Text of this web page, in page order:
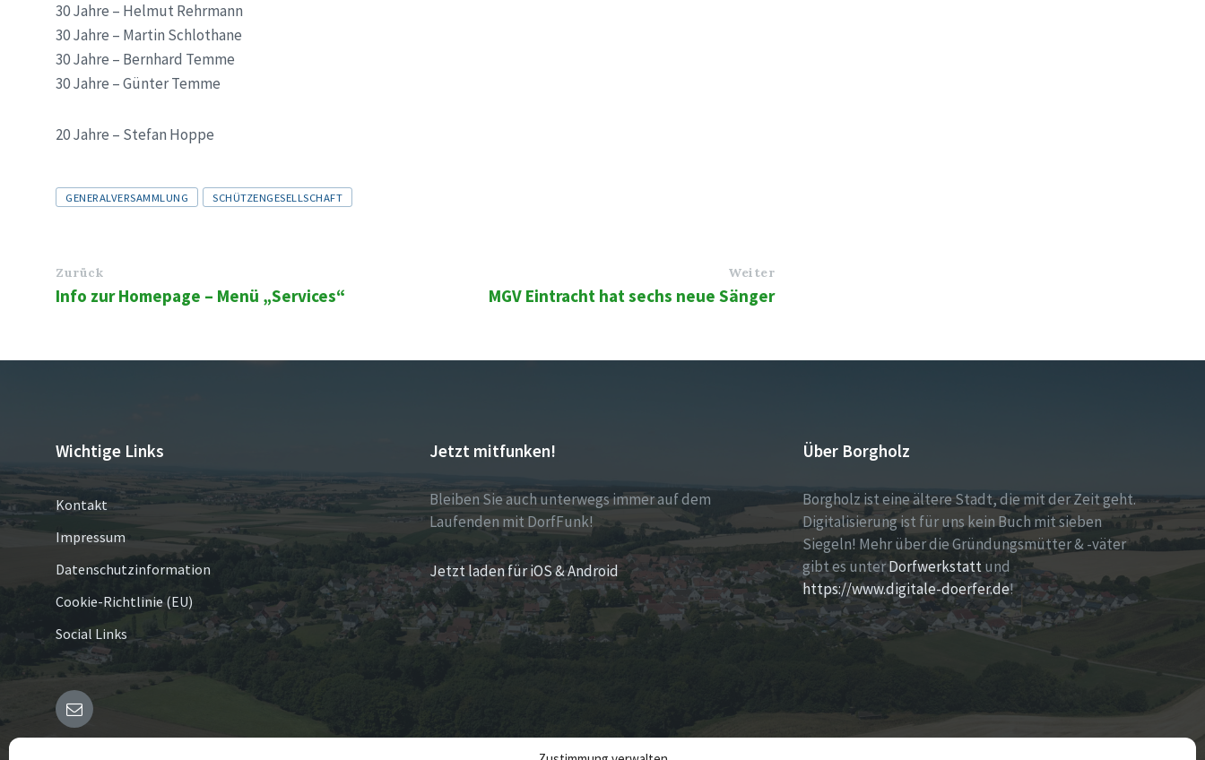
30 Jahre – Helmut Rehrmann
30 Jahre – Martin Schlothane
30 Jahre – Bernhard Temme
30 Jahre – Günter Temme
20 Jahre – Stefan Hoppe
Tags
GENERALVERSAMMLUNG SCHÜTZENGESELLSCHAFT
Zurück
Info zur Homepage – Menü „Services“
Weiter
MGV Eintracht hat sechs neue Sänger
Wichtige Links
Kontakt
Impressum
Datenschutzinformation
Cookie-Richtlinie (EU)
Social Links
Jetzt mitfunken!
Bleiben Sie auch unterwegs immer auf dem
Laufenden mit DorfFunk!
Jetzt laden für iOS & Android
Über Borgholz
Borgholz ist eine ältere Stadt, die mit der Zeit geht.
Digitalisierung ist für uns kein Buch mit sieben
Siegeln! Mehr über die Gründungsmütter & -väter
gibt es unterDorfwerkstattund
https://www.digitale-doerfer.de!
E-